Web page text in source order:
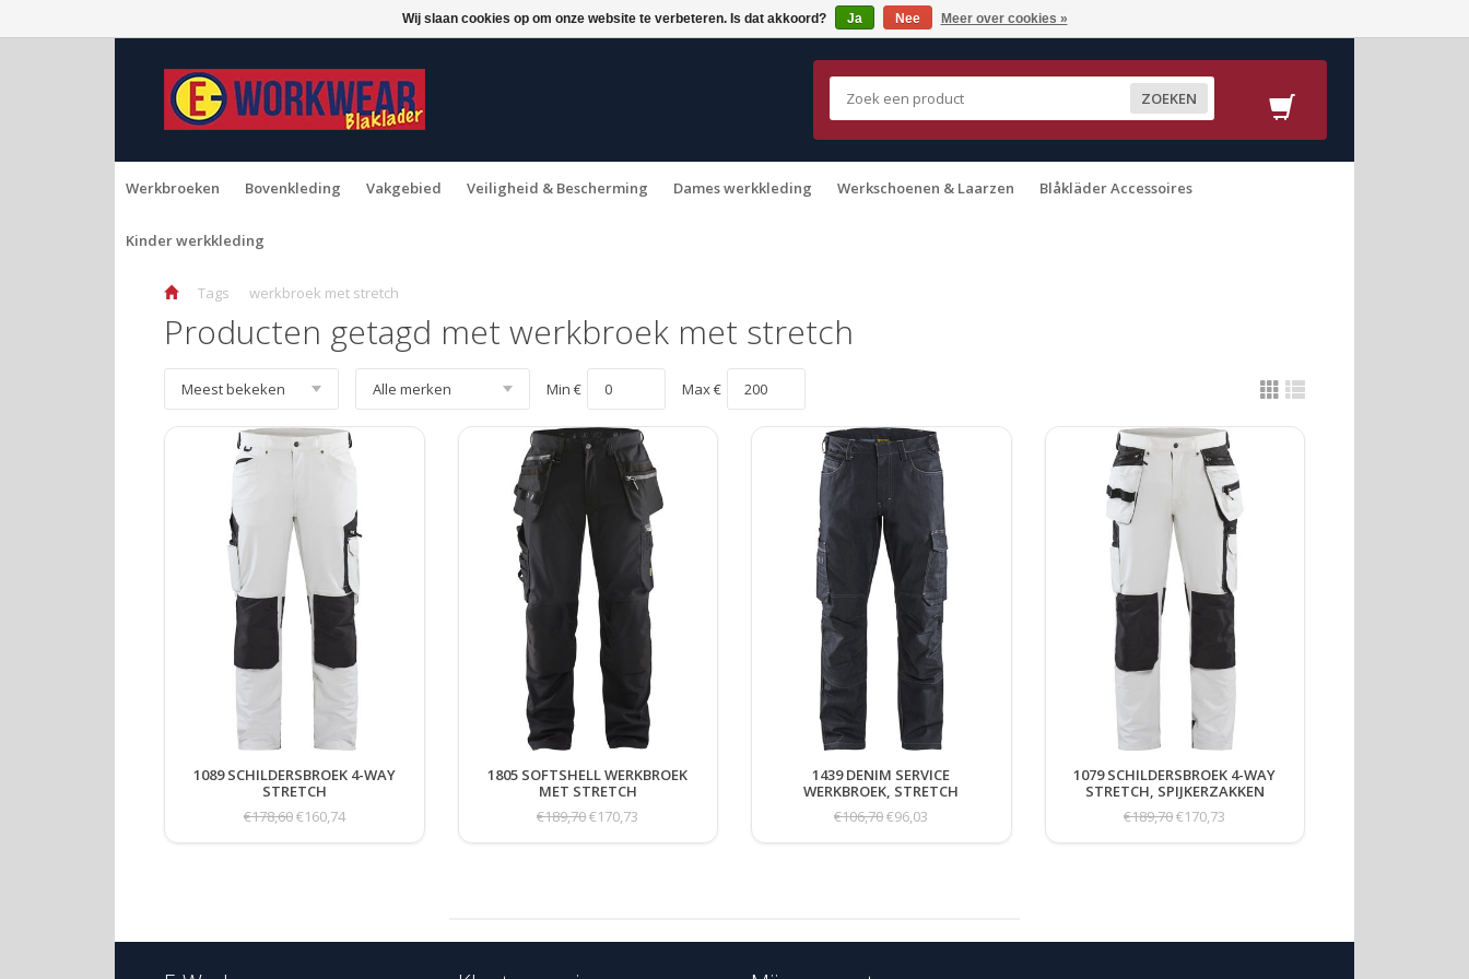
ZOEKEN
Werkbroeken Bovenkleding Vakgebied Veiligheid & Bescherming Dames werkkleding Werkschoenen & Laarzen Blåkläder Accessoires
Kinder werkkleding
Tags werkbroek met stretch
Producten getagd met werkbroek met stretch
Min € Max €
1089 SCHILDERSBROEK 4-WAY
STRETCH
€178,60€160,74
1805 SOFTSHELL WERKBROEK
MET STRETCH
€189,70€170,73
1439 DENIM SERVICE
WERKBROEK, STRETCH
€106,70€96,03
1079 SCHILDERSBROEK 4-WAY
STRETCH, SPIJKERZAKKEN
€189,70€170,73
Wij slaan cookies op om onze website te verbeteren. Is dat akkoord? Ja Nee Meer over cookies »